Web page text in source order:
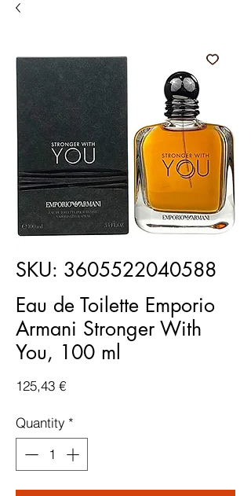
SKU: 3605522040588
Eau de Toilette Emporio
Armani Stronger With
You, 100 ml
125,43 €Price
Quantity *